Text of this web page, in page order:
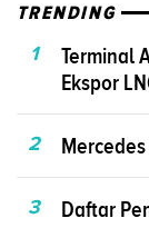
TRENDING
1
Terminal
Ekspor
2
3 Daftar